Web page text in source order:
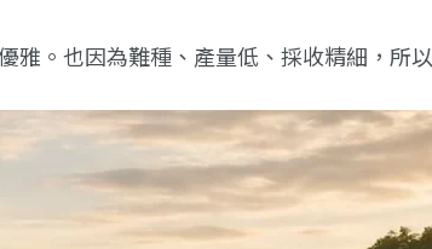
雅。也因為難種、產量低、採收精細，所